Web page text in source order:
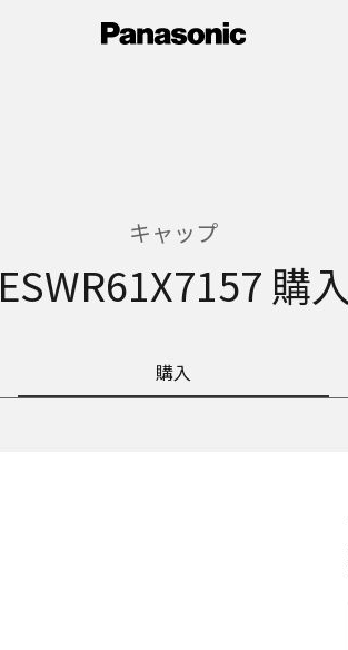
キャップ
ESWR61X7157 購入
購入